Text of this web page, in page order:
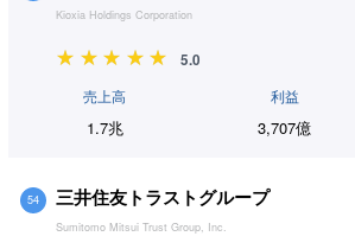
Kioxia Holdings Corporation
5.0
売上高
1.7兆
利益
3,707億
54 三井住友トラストグループ
Sumitomo Mitsui Trust Group, Inc.